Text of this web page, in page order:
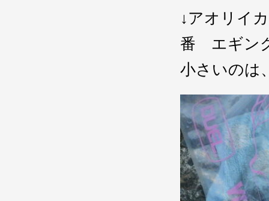
↓アオリイ
番 エギン
小さいのは